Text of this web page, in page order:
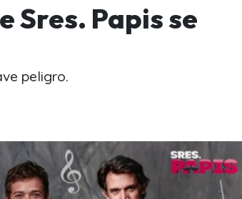
Sres. Papis se
peligro.